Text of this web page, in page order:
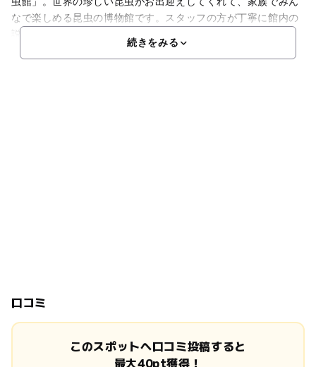
なで楽しめる昆虫の博物館です。スタッフの方が丁寧に館内の
説明もしてくれるので、昆虫の知識もより一層深まります。ま
続きをみる
口コミ
このスポットへ口コミ投稿すると
最大40pt獲得！